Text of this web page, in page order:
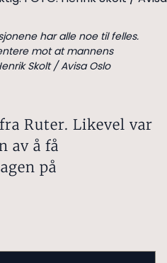
har alle noe til felles.
mot at mannens
Skolt / Avisa Oslo
Ruter. Likevel var
av å få
på